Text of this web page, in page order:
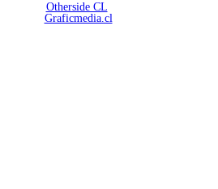
Otherside CL
Graficmedia.cl